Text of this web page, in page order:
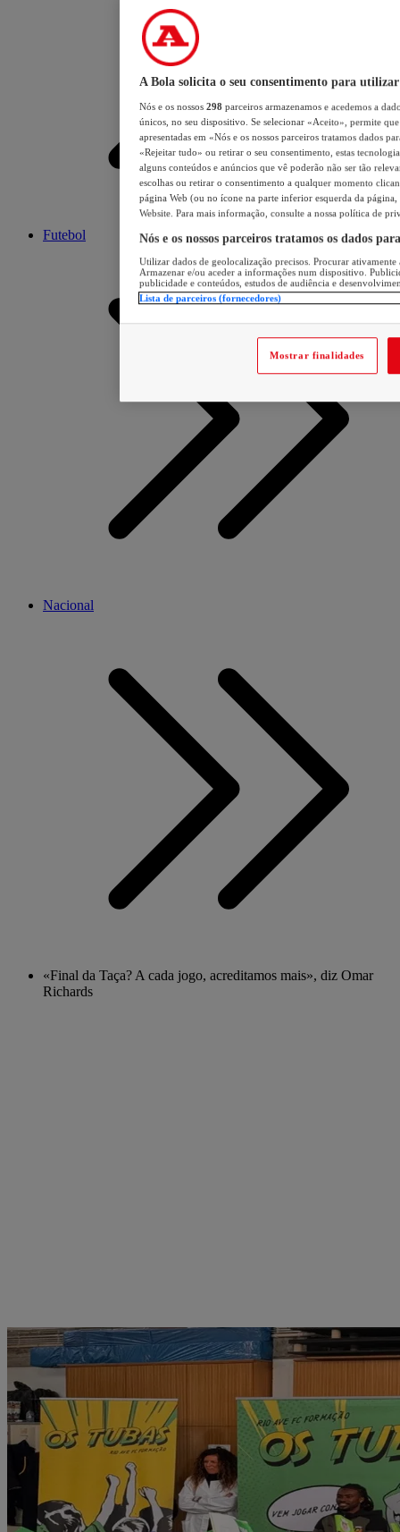
Futebol
Nacional
«Final da Taça? A cada jogo, acreditamos mais», diz Omar
Richards
A Bola solicita o seu consentimento para utilizar
Nós e os nossos 298 parceiros armazenamos e acedemos a
únicos, no seu dispositivo. Se selecionar «Aceito», permite
apresentadas em «Nós e os nossos parceiros tratamos dados
«Rejeitar tudo» ou retirar o seu consentimento, estas
alguns conteúdos e anúncios que vê poderão não ser tão
escolhas ou retirar o consentimento a qualquer momento
página Web (ou no ícone na parte inferior esquerda da página,
Website. Para mais informação, consulte a nossa política de
Nós e os nossos parceiros tratamos os dados
Utilizar dados de geolocalização precisos. Procurar
Armazenar e/ou aceder a informações num dispositivo.
publicidade e conteúdos, estudos de audiência e
Lista de parceiros (fornecedores)
Mostrar finalidades